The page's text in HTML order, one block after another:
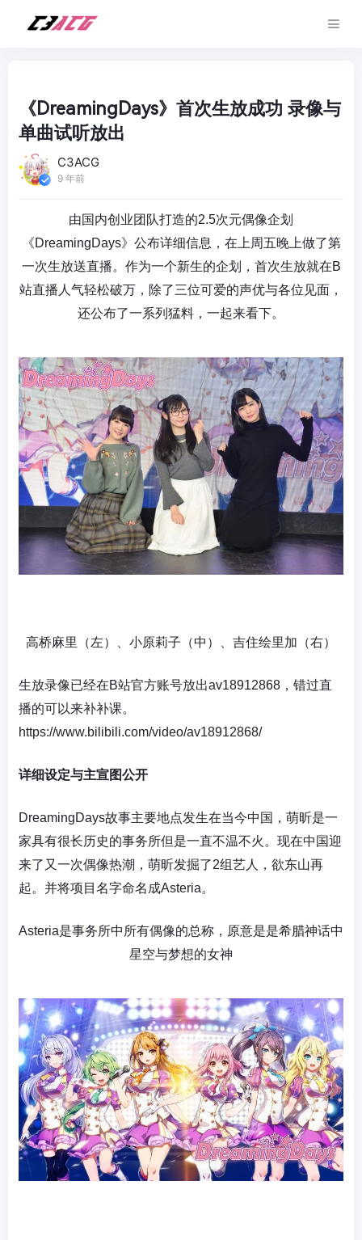
《DreamingDays》首次生放成功 录像与
单曲试听放出
C3ACG
9 年前
由国内创业团队打造的2.5次元偶像企划
《DreamingDays》公布详细信息，在上周五晚上做了第
一次生放送直播。作为一个新生的企划，首次生放就在B
站直播人气轻松破万，除了三位可爱的声优与各位见面，
还公布了一系列猛料，一起来看下。
高桥麻里 （左）、 小原莉子 （中）、 吉住绘里加 （右）
生放录像已经在B站官方账号放出av18912868，错过直
播的可以来补补课。
https://www.bilibili.com/video/av18912868/
详细设定与主宣图公开
DreamingDays故事主要地点发生在当今中国，萌昕是一
家具有很长历史的事务所但是一直不温不火。现在中国迎
来了又一次偶像热潮，萌昕发掘了2组艺人，欲东山再
起。并将项目名字命名成Asteria。
Asteria是事务所中所有偶像的总称，原意是是希腊神话中
星空与梦想的女神